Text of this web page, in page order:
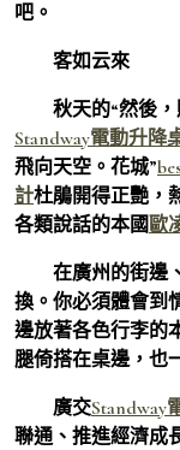
吧。
客如云來
秋天的“然後，
Standway電動升降
飛向天空。花城”
計杜鵑開得正艷，
各類說話的本國歐
在廣州的街邊、
換。你必須體會到
邊放著各色行李的
腿倚搭在桌邊，也
廣交Standway
聯通、推進經濟成